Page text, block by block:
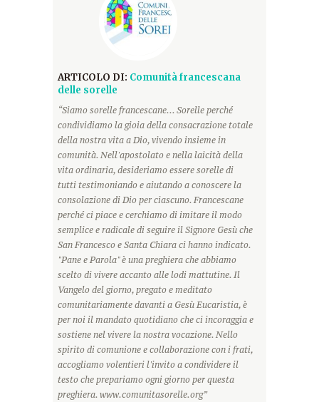
ARTICOLO DI: Comunità francescana
delle sorelle
“Siamo sorelle francescane... Sorelle perché
condividiamo la gioia della consacrazione totale
della nostra vita a Dio, vivendo insieme in
comunità. Nell'apostolato e nella laicità della
vita ordinaria, desideriamo essere sorelle di
tutti testimoniando e aiutando a conoscere la
consolazione di Dio per ciascuno. Francescane
perché ci piace e cerchiamo di imitare il modo
semplice e radicale di seguire il Signore Gesù che
San Francesco e Santa Chiara ci hanno indicato.
"Pane e Parola" è una preghiera che abbiamo
scelto di vivere accanto alle lodi mattutine. Il
Vangelo del giorno, pregato e meditato
comunitariamente davanti a Gesù Eucaristia, è
per noi il mandato quotidiano che ci incoraggia e
sostiene nel vivere la nostra vocazione. Nello
spirito di comunione e collaborazione con i frati,
accogliamo volentieri l'invito a condividere il
testo che prepariamo ogni giorno per questa
preghiera. www.comunitasorelle.org”